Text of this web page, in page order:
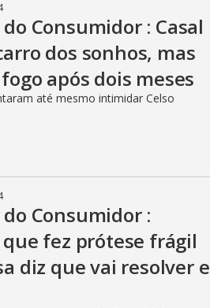
Consumidor : Casal
dos sonhos, mas
após dois meses
até mesmo intimidar Celso
Consumidor :
fez prótese frágil
diz que vai resolver e